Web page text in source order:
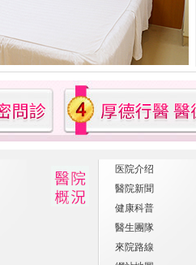
医院介绍
醫院新聞
健康科普
醫生團隊
來院路線